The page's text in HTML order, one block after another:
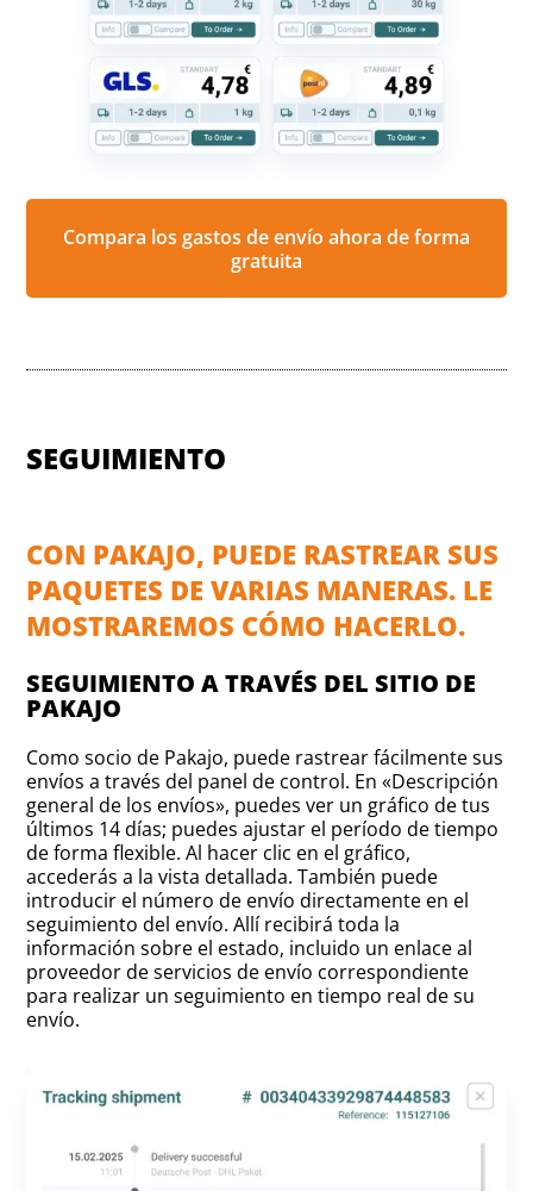
Compara los gastos de envío ahora de forma
gratuita
SEGUIMIENTO
CON PAKAJO, PUEDE RASTREAR SUS
PAQUETES DE VARIAS MANERAS. LE
MOSTRAREMOS CÓMO HACERLO.
SEGUIMIENTO A TRAVÉS DEL SITIO DE
PAKAJO
Como socio de Pakajo, puede rastrear fácilmente sus
envíos a través del panel de control. En «Descripción
general de los envíos», puedes ver un gráfico de tus
últimos 14 días; puedes ajustar el período de tiempo
de forma flexible. Al hacer clic en el gráfico,
accederás a la vista detallada. También puede
introducir el número de envío directamente en el
seguimiento del envío. Allí recibirá toda la
información sobre el estado, incluido un enlace al
proveedor de servicios de envío correspondiente
para realizar un seguimiento en tiempo real de su
envío.